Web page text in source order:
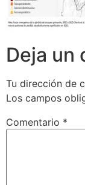
Deja un
Tu dirección de
Los campos
Comentario *